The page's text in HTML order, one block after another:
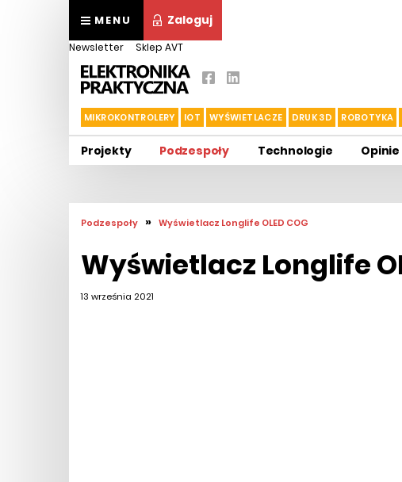
MENU Zaloguj
Newsletter Sklep AVT
MIKROKONTROLERY IOT WYŚWIETLACZE DRUK 3D ROBOTYKA
Projekty Podzespoły Technologie Opinie
Podzespoły » Wyświetlacz Longlife OLED COG
Wyświetlacz Longlife
13 września 2021